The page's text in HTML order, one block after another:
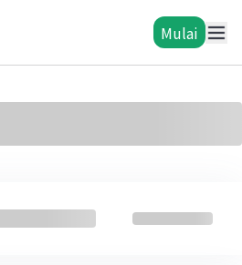
Mulai